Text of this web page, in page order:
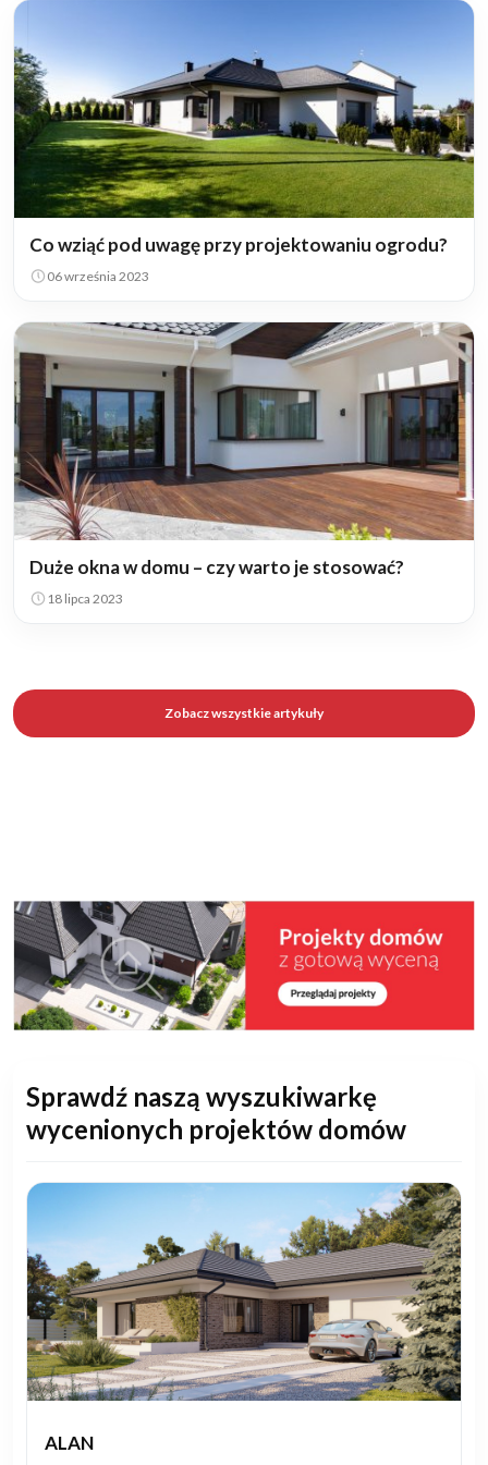
Co wziąć pod uwagę przy projektowaniu ogrodu?
06 września 2023
Duże okna w domu – czy warto je stosować?
18 lipca 2023
Zobacz wszystkie artykuły
Sprawdź naszą wyszukiwarkę
wycenionych projektów domów
ALAN